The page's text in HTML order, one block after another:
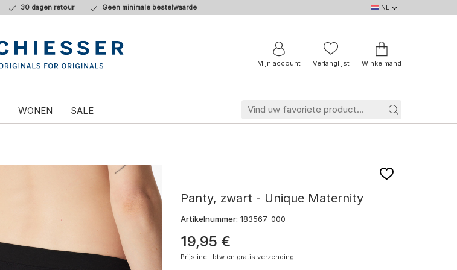
30 dagen retour Geen minimale bestelwaarde
NL
DE
NL
BE
FR
Mijn account Verlanglijst Winkelmand
WONEN SALE
Panty, zwart - Unique Maternity
Artikelnummer: 183567-000
19,95 €
Prijs incl. btw en gratis verzending.